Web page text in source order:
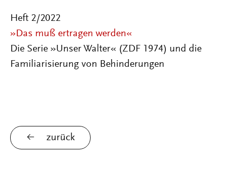
Heft 2/2022
»Das muß ertragen werden«
Die Serie »Unser Walter« (ZDF 1974) und die
Familiarisierung von Behinderungen
zurück